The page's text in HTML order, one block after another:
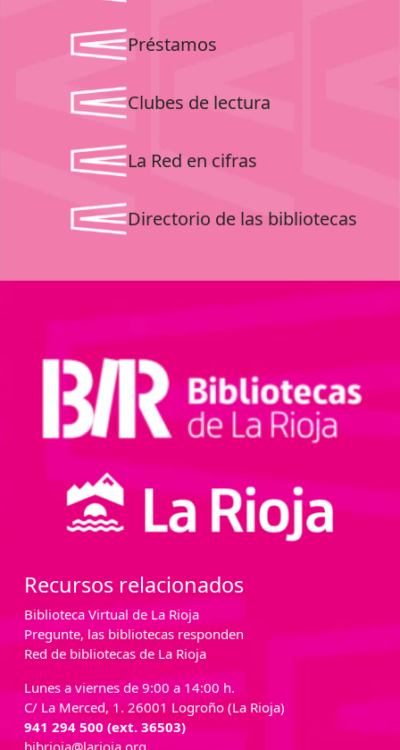
Préstamos
Clubes de lectura
La Red en cifras
Directorio de las bibliotecas
Recursos relacionados
Biblioteca Virtual de La Rioja
Pregunte, las bibliotecas responden
Red de bibliotecas de La Rioja
Lunes a viernes de 9:00 a 14:00 h.
C/ La Merced, 1. 26001 Logroño (La Rioja)
941 294 500 (ext. 36503)
bibrioja@larioja.org